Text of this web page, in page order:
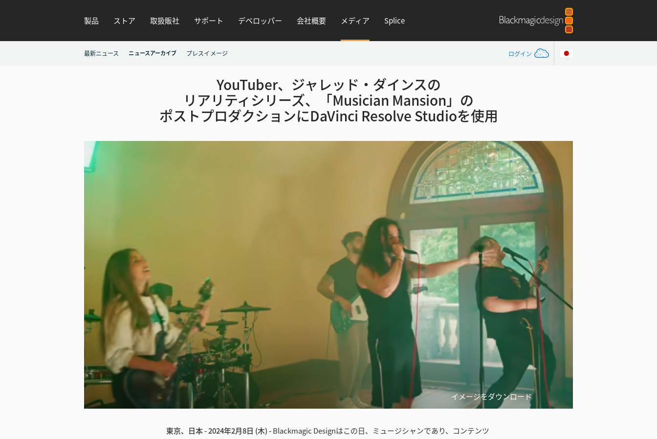
製品 ストア 取扱販社 サポート デベロッパー 会社概要 メディア Splice
ログイン
最新ニュース ニュースアーカイブ プレスイメージ
YouTuber、ジャレッド・ダインスの
リアリティシリーズ、「Musician Mansion」の
ポストプロダクションにDaVinci Resolve Studioを使用
イメージをダウンロード
東京、日本 - 2024年2月8日 (木) -Blackmagic Designはこの日、ミュージシャンであり、コンテンツ